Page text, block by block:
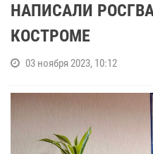
НАПИСАЛИ
КОСТРОМЕ
03 ноября 2023, 10:12